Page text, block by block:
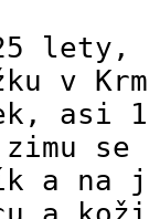
lety,
v
asi
se
a